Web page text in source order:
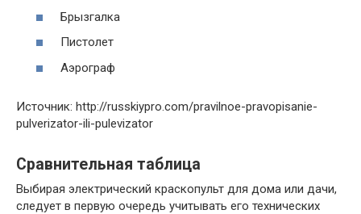
Брызгалка
Пистолет
Аэрограф
Источник: http://russkiypro.com/pravilnoe-pravopisanie-
pulverizator-ili-pulevizator
Сравнительная таблица
Выбирая электрический краскопульт для дома или дачи,
следует в первую очередь учитывать его технических